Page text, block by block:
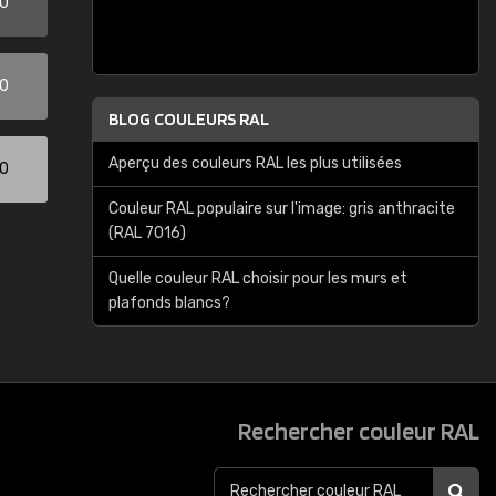
BLOG COULEURS RAL
Aperçu des couleurs RAL les plus utilisées
Couleur RAL populaire sur l'image: gris anthracite
(RAL 7016)
Quelle couleur RAL choisir pour les murs et
plafonds blancs?
Rechercher couleur RAL